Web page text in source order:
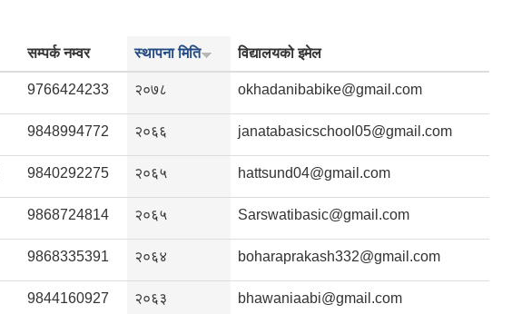
सम्पर्क नम्वर स्थापना मिति विद्यालयको इमेल
9766424233 २०७८ okhadanibabike@gmail.com
9848994772 २०६६ janatabasicschool05@gmail.com
9840292275 २०६५ hattsund04@gmail.com
9868724814 २०६५ Sarswatibasic@gmail.com
9868335391 २०६४ boharaprakash332@gmail.com
9844160927 २०६३ bhawaniaabi@gmail.com